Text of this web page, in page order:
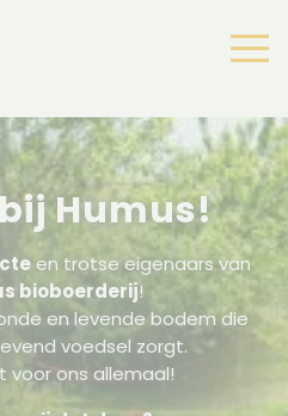
Humus!
en trotse eigenaars van
bioboerderij!
en levende bodem die
voedsel zorgt.
voor ons allemaal!